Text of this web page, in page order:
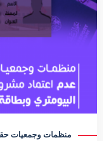
منظمات وجمعيات